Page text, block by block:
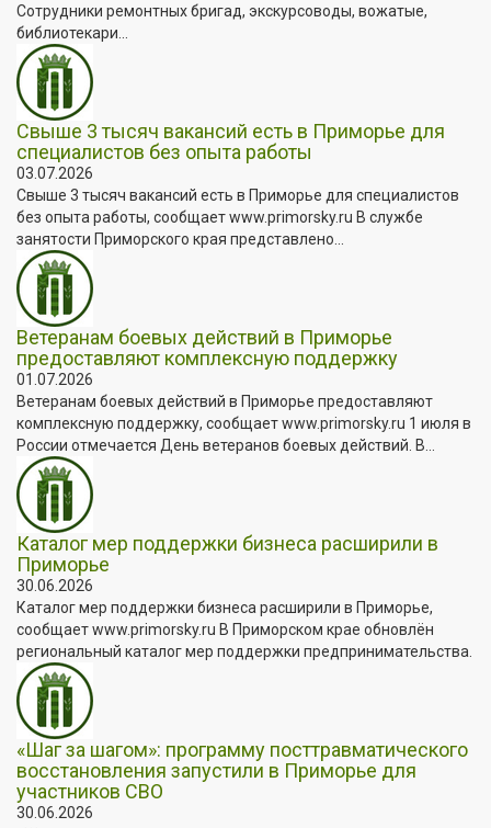
Сотрудники ремонтных бригад, экскурсоводы, вожатые,
библиотекари...
Свыше 3 тысяч вакансий есть в Приморье для
специалистов без опыта работы
03.07.2026
Свыше 3 тысяч вакансий есть в Приморье для специалистов
без опыта работы, сообщает www.primorsky.ru В службе
занятости Приморского края представлено...
Ветеранам боевых действий в Приморье
предоставляют комплексную поддержку
01.07.2026
Ветеранам боевых действий в Приморье предоставляют
комплексную поддержку, сообщает www.primorsky.ru 1 июля в
России отмечается День ветеранов боевых действий. В...
Каталог мер поддержки бизнеса расширили в
Приморье
30.06.2026
Каталог мер поддержки бизнеса расширили в Приморье,
сообщает www.primorsky.ru В Приморском крае обновлён
региональный каталог мер поддержки предпринимательства.
«Шаг за шагом»: программу посттравматического
восстановления запустили в Приморье для
участников СВО
30.06.2026